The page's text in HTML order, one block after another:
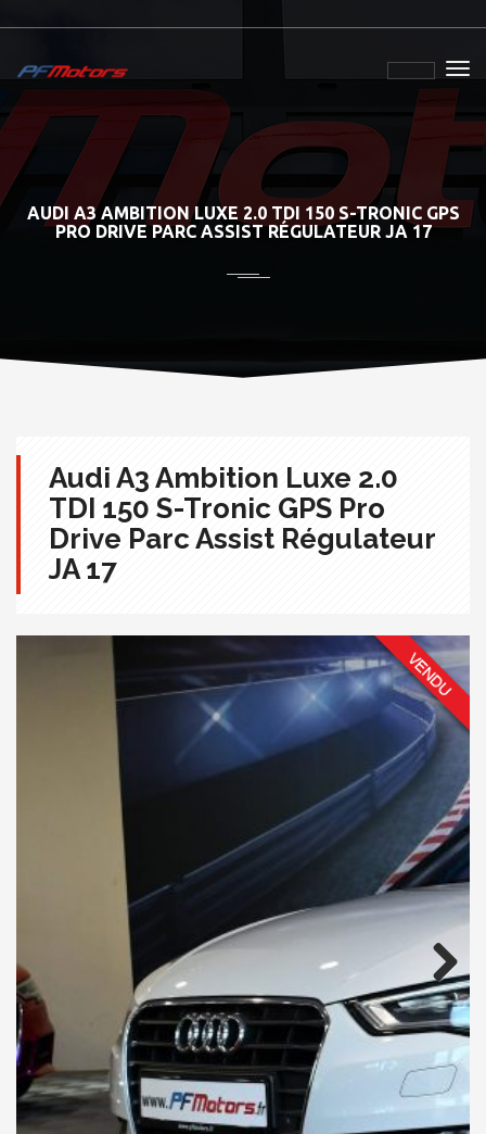
AUDI A3 AMBITION LUXE 2.0 TDI 150 S-TRONIC GPS
PRO DRIVE PARC ASSIST RÉGULATEUR JA 17
Audi A3 Ambition Luxe 2.0
TDI 150 S-Tronic GPS Pro
Drive Parc Assist Régulateur
JA 17
Next